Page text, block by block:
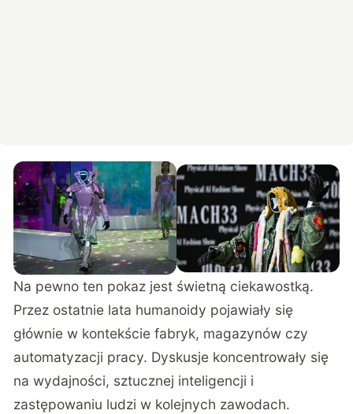
Na pewno ten pokaz jest świetną ciekawostką.
Przez ostatnie lata humanoidy pojawiały się
głównie w kontekście fabryk, magazynów czy
automatyzacji pracy. Dyskusje koncentrowały się
na wydajności, sztucznej inteligencji i
zastępowaniu ludzi w kolejnych zawodach.